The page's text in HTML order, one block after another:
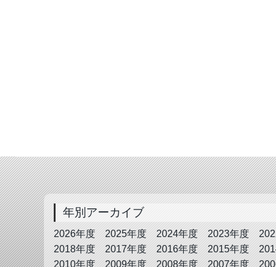
年別アーカイブ
2026年度 2025年度 2024年度 2023年度
2018年度
2017年度 2016年度 2015年度
2010年度
2009年度 2008年度 2007年度